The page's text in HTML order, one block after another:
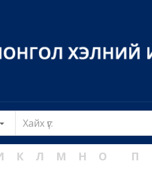
Toggle Dropdown
К Л М Н О П